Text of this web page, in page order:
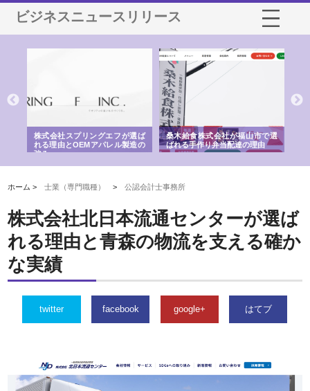
ビジネスニュースリリース
株式会社スプリングエフが選ば
れる理由とOEMアパレル製造の
強み
桑木給食株式会社が福山市で選
ばれる手作り弁当配達の理由
ホーム >士業（専門職種） >公認会計士事務所
株式会社北日本流通センターが選ば
れる理由と青森の物流を支える確か
な実績
twitter facebook google+ はてブ